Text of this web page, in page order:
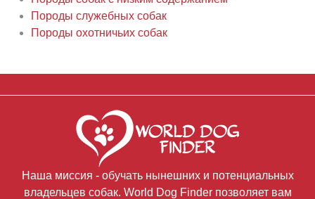
Породы служебных собак
Породы охотничьих собак
Наша миссия - обучать нынешних и потенциальных
владельцев собак. World Dog Finder позволяет вам